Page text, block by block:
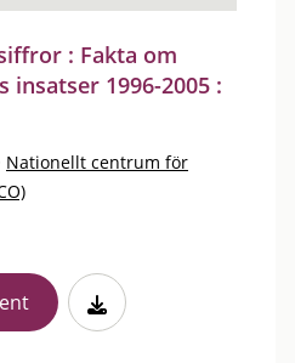
: Fakta om
insatser 1996-2005 :
Nationellt centrum för